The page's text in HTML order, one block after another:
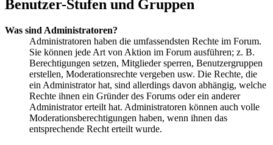
Benutzer-Stufen und Gruppen
Was sind Administratoren?
Administratoren haben die umfassendsten Rechte im Forum.
Sie können jede Art von Aktion im Forum ausführen; z. B.
Berechtigungen setzen, Mitglieder sperren, Benutzergruppen
erstellen, Moderationsrechte vergeben usw. Die Rechte, die
ein Administrator hat, sind allerdings davon abhängig, welche
Rechte ihnen ein Gründer des Forums oder ein anderer
Administrator erteilt hat. Administratoren können auch volle
Moderationsberechtigungen haben, wenn ihnen das
entsprechende Recht erteilt wurde.